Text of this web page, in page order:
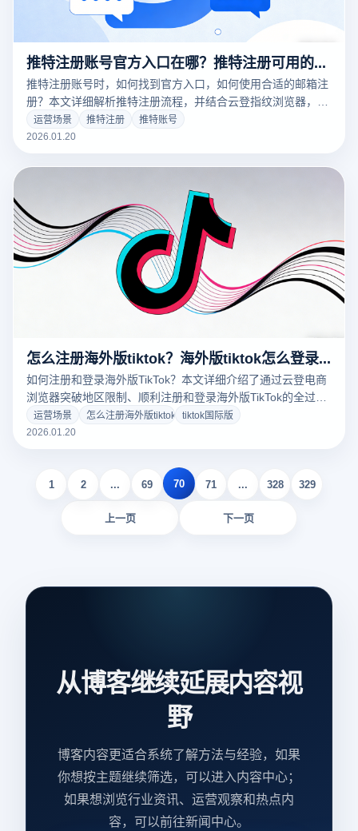
推特注册账号官方入口在哪？推特注册可用的邮箱怎么注册？
推特注册账号时，如何找到官方入口，如何使用合适的邮箱注
册？本文详细解析推特注册流程，并结合云登指纹浏览器，帮
助你安全、便捷地完成注册，保护隐私，避免网络风险。
运营场景 推特注册
推特账号
2026.01.20
怎么注册海外版tiktok？海外版tiktok怎么登录？
如何注册和登录海外版TikTok？本文详细介绍了通过云登电商
浏览器突破地区限制、顺利注册和登录海外版TikTok的全过
程，帮助你高效畅享全球社交平台。
运营场景 怎么注册海外版tiktok tiktok国际版
2026.01.20
上一页
1 2 ... 69 70 71 ... 328 329
下一页
从博客继续延展内容视
野
博客内容更适合系统了解方法与经验，如果
你想按主题继续筛选，可以进入内容中心；
如果想浏览行业资讯、运营观察和热点内
容，可以前往新闻中心。